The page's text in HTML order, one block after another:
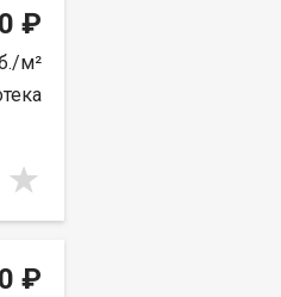
₽
м²
₽